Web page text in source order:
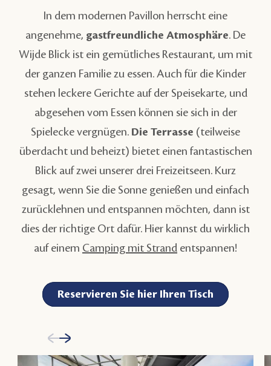
In dem modernen Pavillon herrscht eine
angenehme, gastfreundliche Atmosphäre. De
Wijde Blick ist ein gemütliches Restaurant, um mit
der ganzen Familie zu essen. Auch für die Kinder
stehen leckere Gerichte auf der Speisekarte, und
abgesehen vom Essen können sie sich in der
Spielecke vergnügen. Die Terrasse (teilweise
überdacht und beheizt) bietet einen fantastischen
Blick auf zwei unserer drei Freizeitseen. Kurz
gesagt, wenn Sie die Sonne genießen und einfach
zurücklehnen und entspannen möchten, dann ist
dies der richtige Ort dafür. Hier kannst du wirklich
auf einem Camping mit Strand entspannen!
Reservieren Sie hier Ihren Tisch